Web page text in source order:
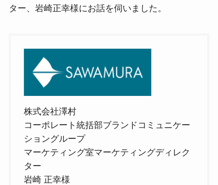
ター、岩崎正幸様にお話を伺いました。
株式会社澤村
コーポレート統括部ブランドコミュニケー
ショングループ
マーケティング室マーケティングディレク
ター
岩崎 正幸様